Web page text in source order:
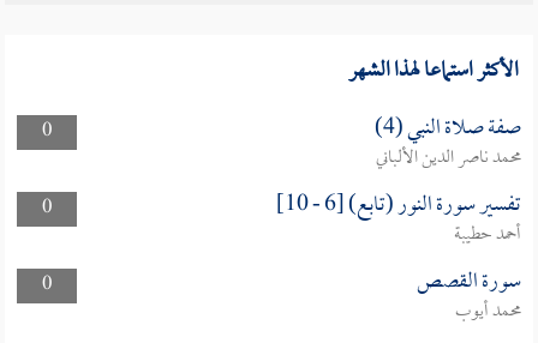
الأكثر استماعا لهذا الشهر
0 صفة صلاة النبي (4)
محمد ناصر الدين الألباني
0
تفسير سورة النور (تابع) [6 - 10]
أحمد حطيبة
0
سورة القصص
محمد أيوب